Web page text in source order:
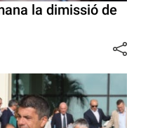
la dimissió de